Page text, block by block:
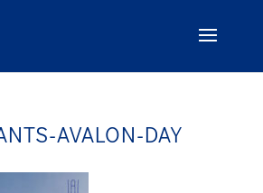
AVALON-DAY